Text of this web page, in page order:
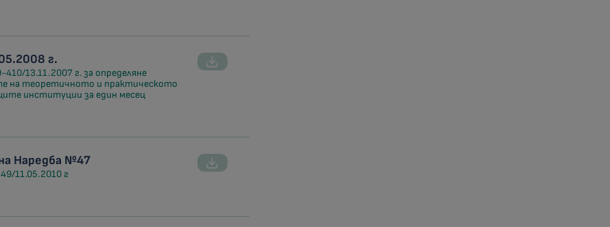
г.
13.11.2007 г. за определяне
на теоретичното и практическото
институции за един месец
Наредба №47
11.05.2010 г